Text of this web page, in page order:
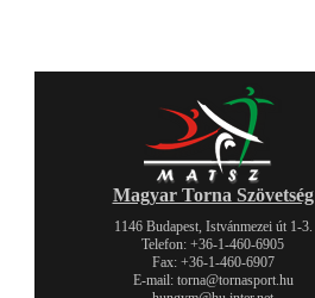
Magyar Torna Szövetség
1146 Budapest, Istvánmezei út 1-3.
Telefon: +36-1-460-6905
Fax: +36-1-460-6907
E-mail: torna@tornasport.hu